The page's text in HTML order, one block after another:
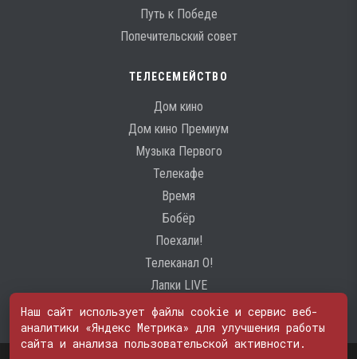
Путь к Победе
Попечительский совет
ТЕЛЕСЕМЕЙСТВО
Дом кино
Дом кино Премиум
Музыка Первого
Телекафе
Время
Бобёр
Поехали!
Телеканал О!
Лапки LIVE
Наш сайт использует файлы cookie и сервис веб-
аналитики «Яндекс Метрика» для улучшения работы
сайта и анализа пользовательской активности.